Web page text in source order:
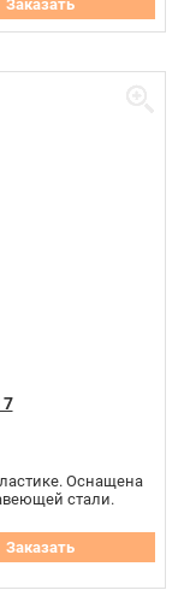
Заказать
7
Оснащена
стали.
Заказать